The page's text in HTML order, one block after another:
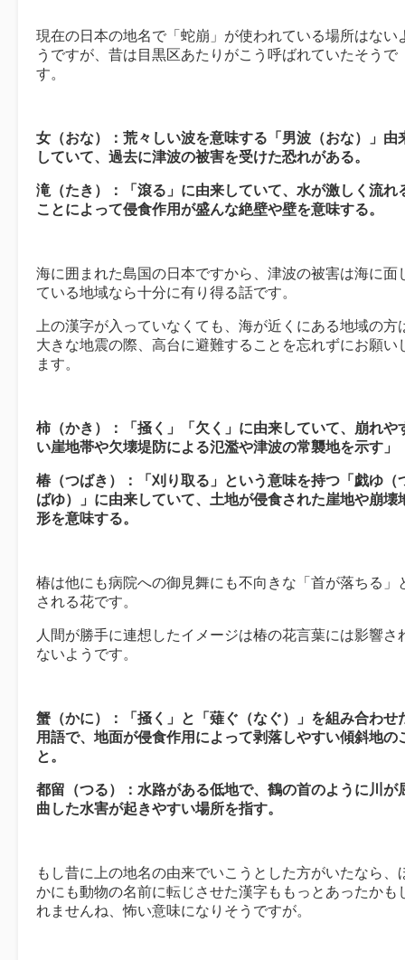
現在の日本の地名で「蛇崩」が使われている場所はない
うですが、昔は目黒区あたりがこう呼ばれていたそうで
す。
女（おな）：荒々しい波を意味する「男波（おな）」由
していて、過去に津波の被害を受けた恐れがある。
滝（たき）：「滾る」に由来していて、水が激しく流れ
ことによって侵食作用が盛んな絶壁や壁を意味する。
海に囲まれた島国の日本ですから、津波の被害は海に面
ている地域なら十分に有り得る話です。
上の漢字が入っていなくても、海が近くにある地域の方
大きな地震の際、高台に避難することを忘れずにお願い
ます。
柿（かき）：「掻く」「欠く」に由来していて、崩れや
い崖地帯や欠壊堤防による氾濫や津波の常襲地を示す」
椿（つばき）：「刈り取る」という意味を持つ「戯ゆ（
ばゆ）」に由来していて、土地が侵食された崖地や崩壊
形を意味する。
椿は他にも病院への御見舞にも不向きな「首が落ちる」
される花です。
人間が勝手に連想したイメージは椿の花言葉には影響さ
ないようです。
蟹（かに）：「掻く」と「薙ぐ（なぐ）」を組み合わせ
用語で、地面が侵食作用によって剥落しやすい傾斜地の
と。
都留（つる）：水路がある低地で、鶴の首のように川が
曲した水害が起きやすい場所を指す。
もし昔に上の地名の由来でいこうとした方がいたなら、
かにも動物の名前に転じさせた漢字ももっとあったかも
れませんね、怖い意味になりそうですが。